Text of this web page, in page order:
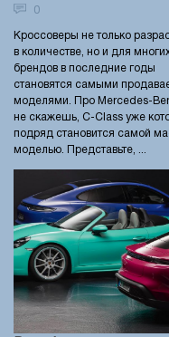
0
Кроссоверы не только
в количестве, но и для
брендов в последние годы
становятся самыми
моделями. Про Mercedes-
не скажешь, C-Class уже
подряд становится самой
моделью. Представьте, ...